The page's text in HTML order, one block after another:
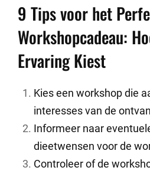
9 Tips voor het
Workshopcadeau:
Ervaring Kiest
Kies een workshop die
interesses van de
Informeer naar
dieetwensen voor de
Controleer of de